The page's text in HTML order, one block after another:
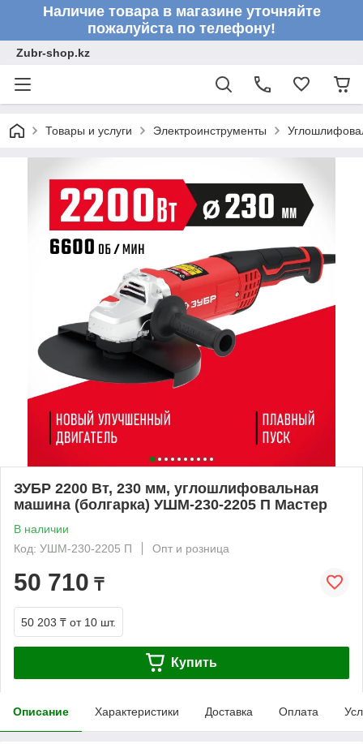
Наличие товара в магазине уточняйте
пожалуйста по телефону!
Zubr-shop.kz
Товары и услуги Электроинструменты
ЗУБР 2200 Вт, 230 мм, углошлифовальная
машина (болгарка) УШМ-230-2205 П Мастер
В наличии
Код: УШМ-230-2205 П
Опт и розница
50 710 ₸
50 203 ₸ от 10 шт.
Купить
Описание Характеристики Доставка Оплата